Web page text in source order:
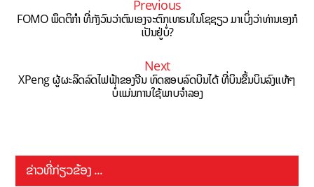
Previous
FOMO ພຶດຕິກຳ ທີ່ກັງວົນວ່າຕົນເອງຈະຕົກເທຣນໃນໂຊຊຽວ ມາເບິ່ງວ່າທ່ານເອງກໍ
ເປັນຢູ່ບໍ່?
Next
XPeng ຜູ້ຜະລິດລົດໄຟຟ້າຂອງຈີນ ທົດສອບລົດບິນໄດ້ ທີ່ບິນຂຶ້ນບິນລົງແທ້ໆ
ບໍ່ແມ່ນການໃຊ້ພາບຈຳລອງ
ຂ່າວທີ່ກ່ຽວຂ້ອງ ...